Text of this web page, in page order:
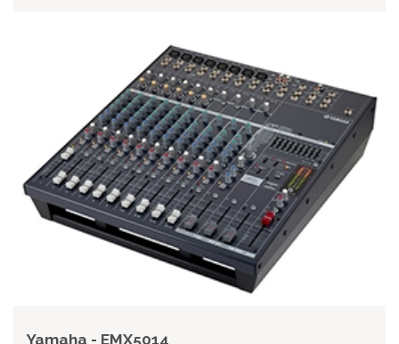
Yamaha - EMX5014